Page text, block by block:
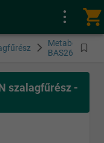
shopping_cart
Metabo
BAS261
szalagfűrész -